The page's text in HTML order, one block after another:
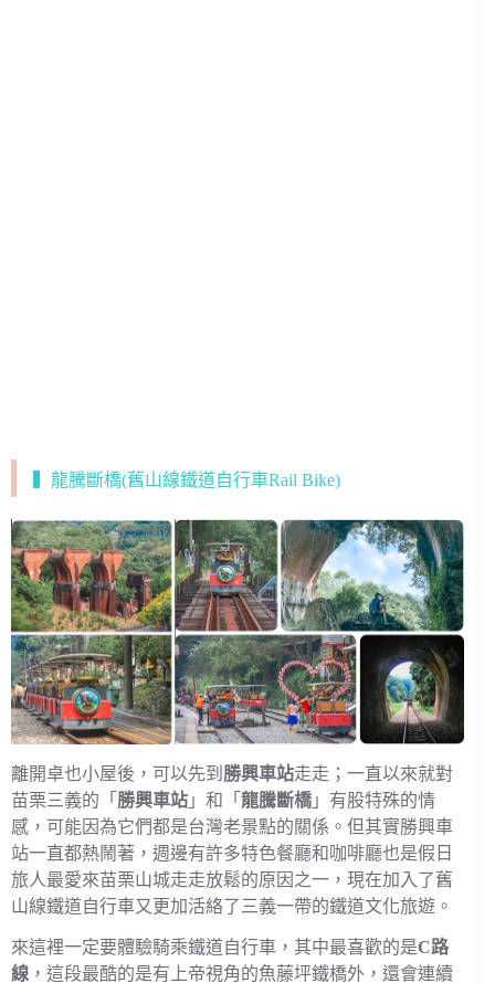
▍龍騰斷橋(舊山線鐵道自行車Rail Bike)
離開卓也小屋後，可以先到 勝興車站走走；一直以來就對
苗栗三義的「 勝興車站 」和「 龍騰斷橋 」有股特殊的情
感，可能因為它們都是台灣老景點的關係。但其實勝興車
站一直都熱鬧著，週邊有許多特色餐廳和咖啡廳也是假日
旅人最愛來苗栗山城走走放鬆的原因之一，現在加入了舊
山線鐵道自行車又更加活絡了三義一帶的鐵道文化旅遊。
來這裡一定要體驗騎乘鐵道自行車，其中最喜歡的是C路
線 ，這段最酷的是有上帝視角的魚藤坪鐵橋外，還會連續